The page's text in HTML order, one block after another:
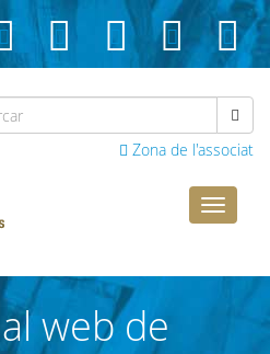
Zona de l'associat
Lloret
web de